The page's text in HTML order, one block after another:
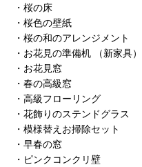
・桜の床
・桜色の壁紙
・桜の和のアレンジメント
・お花見の準備机 （新家具）
・お花見窓
・春の高級窓
・高級フローリング
・花飾りのステンドグラス
・模様替えお掃除セット
・早春の窓
・ピンクコンクリ壁